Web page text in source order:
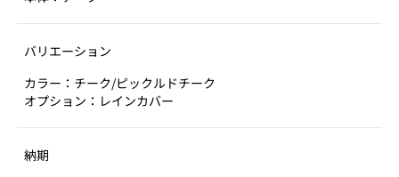
バリエーション
カラー：チーク/ピックルドチーク
オプション：レインカバー
納期